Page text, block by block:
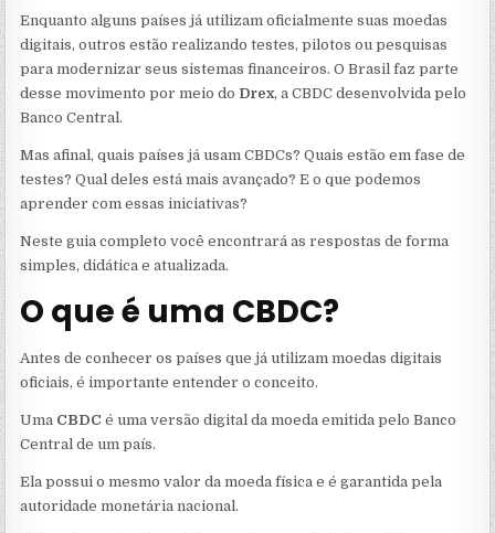
Enquanto alguns países já utilizam oficialmente suas moedas
digitais, outros estão realizando testes, pilotos ou pesquisas
para modernizar seus sistemas financeiros. O Brasil faz parte
desse movimento por meio do Drex, a CBDC desenvolvida pelo
Banco Central.
Mas afinal, quais países já usam CBDCs? Quais estão em fase de
testes? Qual deles está mais avançado? E o que podemos
aprender com essas iniciativas?
Neste guia completo você encontrará as respostas de forma
simples, didática e atualizada.
O que é uma CBDC?
Antes de conhecer os países que já utilizam moedas digitais
oficiais, é importante entender o conceito.
Uma CBDC é uma versão digital da moeda emitida pelo Banco
Central de um país.
Ela possui o mesmo valor da moeda física e é garantida pela
autoridade monetária nacional.